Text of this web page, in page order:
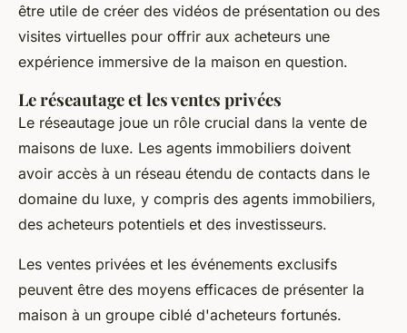
être utile de créer des vidéos de présentation ou des
visites virtuelles pour offrir aux acheteurs une
expérience immersive de la maison en question.
Le réseautage et les ventes privées
Le réseautage joue un rôle crucial dans la vente de
maisons de luxe. Les agents immobiliers doivent
avoir accès à un réseau étendu de contacts dans le
domaine du luxe, y compris des agents immobiliers,
des acheteurs potentiels et des investisseurs.
Les ventes privées et les événements exclusifs
peuvent être des moyens efficaces de présenter la
maison à un groupe ciblé d'acheteurs fortunés.